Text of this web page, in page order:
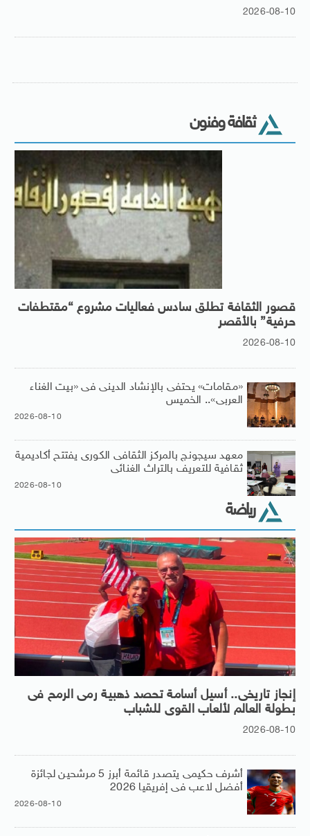
2026-08-10
ثقافة وفنون
قصور الثقافة تطلق سادس فعاليات مشروع “مقتطفات
حرفية” بالأقصر
2026-08-10
«مقامات» يحتفى بالإنشاد الدينى فى «بيت الغناء
العربى».. الخميس
2026-08-10
معهد سيجونج بالمركز الثقافى الكورى يفتتح أكاديمية
ثقافية للتعريف بالتراث الغنائى
2026-08-10
رياضة
إنجاز تاريخى.. أسيل أسامة تحصد ذهبية رمى الرمح فى
بطولة العالم لألعاب القوى للشباب
2026-08-10
أشرف حكيمى يتصدر قائمة أبرز 5 مرشحين لجائزة
أفضل لاعب فى إفريقيا 2026
2026-08-10